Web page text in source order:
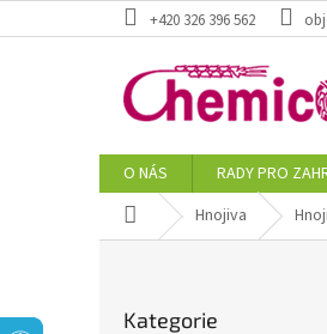
na
+420 326 396 562
O NÁS RADY PRO
Domů Hnojiva
kategorie
Kategorie